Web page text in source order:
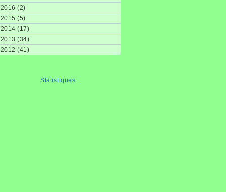
2016 (2)
2015 (5)
2014 (17)
2013 (34)
2012 (41)
Statistiques